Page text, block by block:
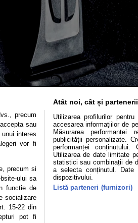
electrice Utile Video
Politica de cookies
în limita a 250 de semne. Nicio
integral scrierile publicistice
precum
sau
interes
vor fi
precum si
ului sa
functie de
socializare
15-22 din
pot fi
Atât noi, cât și
Utilizarea profilurilor
accesarea informațiilor de
Măsurarea performanței
publicității personalizate.
performanței conținutului.
Utilizarea de date limitate
statistici sau combinații de
a selecta conținutul. Date
dispozitivului.
Listă parteneri (furnizori)